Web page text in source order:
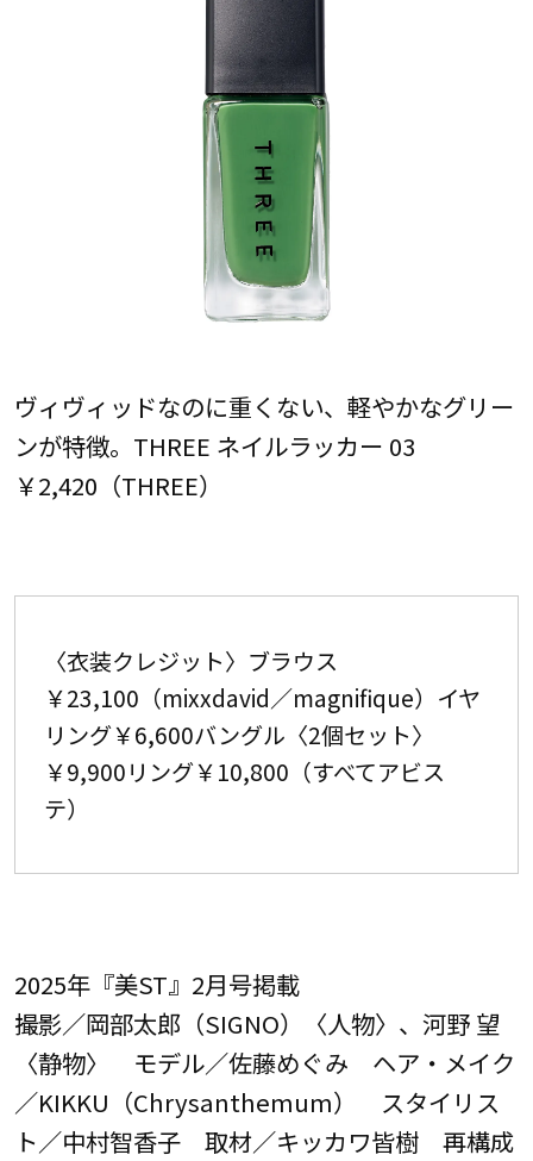
ヴィヴィッドなのに重くない、軽やかなグリー
ンが特徴。THREE ネイルラッカー 03
￥2,420（THREE）
〈衣装クレジット〉ブラウス
￥23,100（mixxdavid／magnifique）イヤ
リング￥6,600バングル〈2個セット〉
￥9,900リング￥10,800（すべてアビス
テ）
2025年『美ST』2月号掲載
撮影／岡部太郎（SIGNO）〈人物〉、河野 望
〈静物〉 モデル／佐藤めぐみ ヘア・メイク
／KIKKU（Chrysanthemum） スタイリス
ト／中村智香子 取材／キッカワ皆樹 再構成